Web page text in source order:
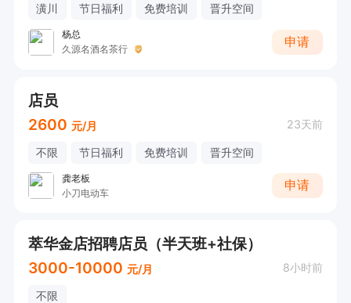
潢川 节日福利 免费培训 晋升空间
杨总
久源名酒名茶行
申请
店员
2600 元/月 23天前
不限 节日福利 免费培训 晋升空间
龚老板
小刀电动车
申请
萃华金店招聘店员（半天班+社保）
3000-10000 元/月 8小时前
不限